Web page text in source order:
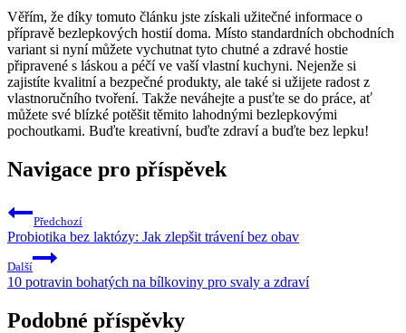
Věřím, že díky tomuto článku jste získali užitečné informace o
přípravě bezlepkových hostií doma. Místo standardních obchodních
variant si nyní můžete vychutnat tyto chutné a zdravé hostie
připravené s láskou a péčí ve vaší vlastní kuchyni. Nejenže si
zajistíte kvalitní a bezpečné produkty, ale také si užijete radost z
vlastnoručního tvoření. Takže neváhejte a pusťte se do práce, ať
můžete své blízké potěšit těmito lahodnými bezlepkovými
pochoutkami. Buďte kreativní, buďte zdraví a buďte bez lepku!
Navigace pro příspěvek
Předchozí
Probiotika bez laktózy: Jak zlepšit trávení bez obav
Další
10 potravin bohatých na bílkoviny pro svaly a zdraví
Podobné příspěvky